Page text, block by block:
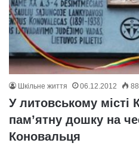
Шкільне життя 06.12.2012 88
У литовському місті
пам’ятну дошку на
Коновальця